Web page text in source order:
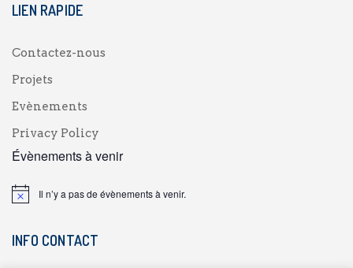
LIEN RAPIDE
Contactez-nous
Projets
Evènements
Privacy Policy
Évènements à venir
Il n’y a pas de évènements à venir.
INFO CONTACT